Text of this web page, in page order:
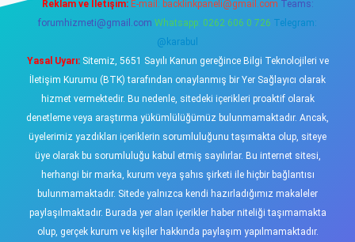
Reklam ve İletişim: E-mail: backlinkpaneli@gmail.com Teams:
forumhizmeti@gmail.com Whatsapp: 0262 606 0 726 Telegram:
@karabul
Yasal Uyarı:Sitemiz, 5651 Sayılı Kanun gereğince Bilgi Teknolojileri ve
İletişim Kurumu (BTK) tarafından onaylanmış bir Yer Sağlayıcı olarak
hizmet vermektedir. Bu nedenle, sitedeki içerikleri proaktif olarak
denetleme veya araştırma yükümlülüğümüz bulunmamaktadır. Ancak,
üyelerimiz yazdıkları içeriklerin sorumluluğunu taşımakta olup, siteye
üye olarak bu sorumluluğu kabul etmiş sayılırlar. Bu internet sitesi,
herhangi bir marka, kurum veya şahıs şirketi ile hiçbir bağlantısı
bulunmamaktadır. Sitede yalnızca kendi hazırladığımız makaleler
paylaşılmaktadır. Burada yer alan içerikler haber niteliği taşımamakta
olup, gerçek kurum ve kişiler hakkında paylaşım yapılmamaktadır.